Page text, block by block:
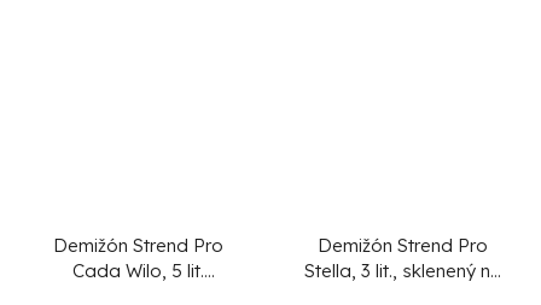
Demižón Strend Pro
Cada Wilo, 5 lit.
Demižón Strend Pro
Stella, 3 lit., sklenený na